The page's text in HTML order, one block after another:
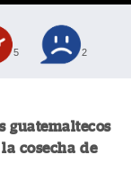
5 2
guatemaltecos
cosecha de